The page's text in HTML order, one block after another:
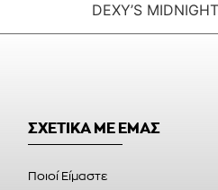
DEXY’S
ΣΧΕΤΙΚΑ ΜΕ ΕΜΑΣ
Ποιοί Είμαστε